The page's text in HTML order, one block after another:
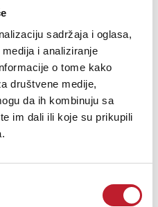
sadržaja i oglasa,
i analiziranje
o tome kako
društvene medije,
da ih kombinuju sa
im dali ili koje su prikupili
214,00KM
250,00
Klipsch Custom serija donosi
uz pristupačnu cenu.
1-inčnim visokotoncem sa
pruža dinamičan, snažan i